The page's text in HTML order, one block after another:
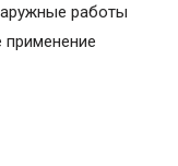
работы
применение